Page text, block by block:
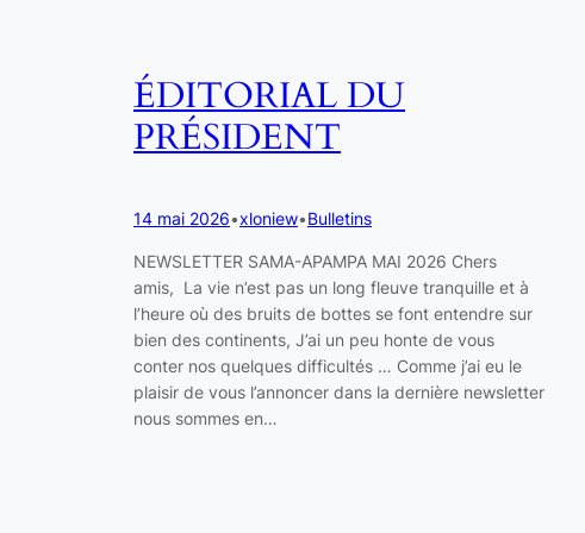
ÉDITORIAL DU
PRÉSIDENT
14 mai 2026•xloniew•Bulletins
NEWSLETTER SAMA-APAMPA MAI 2026 Chers
amis, La vie n’est pas un long fleuve tranquille et à
l’heure où des bruits de bottes se font entendre sur
bien des continents, J’ai un peu honte de vous
conter nos quelques difficultés … Comme j’ai eu le
plaisir de vous l’annoncer dans la dernière newsletter
nous sommes en…